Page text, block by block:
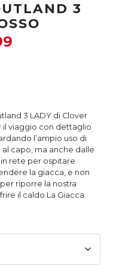
3
3 LADY di Clover
il viaggio con dettaglio
l’ampio uso di
capo, ma anche dalle
rete per ospitare
la giacca, e non
riporre la nostra
il caldo La Giacca